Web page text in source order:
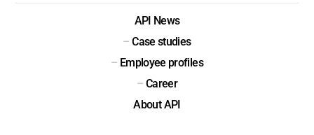
API News
– Case studies
– Employee profiles
– Career
About API